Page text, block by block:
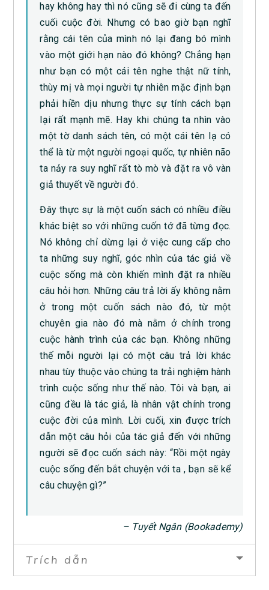
hay không hay thì nó cũng sẽ đi cùng ta đến
cuối cuộc đời. Nhưng có bao giờ bạn nghĩ
rằng cái tên của mình nó lại đang bó mình
vào một giới hạn nào đó không? Chẳng hạn
như bạn có một cái tên nghe thật nữ tính,
thùy mị và mọi người tự nhiên mặc định bạn
phải hiền dịu nhưng thực sự tính cách bạn
lại rất mạnh mẽ. Hay khi chúng ta nhìn vào
một tờ danh sách tên, có một cái tên lạ có
thể là từ một người ngoại quốc, tự nhiên não
ta nảy ra suy nghĩ rất tò mò và đặt ra vô vàn
giả thuyết về người đó.
Đây thực sự là một cuốn sách có nhiều điều
khác biệt so với những cuốn tớ đã từng đọc.
Nó không chỉ dừng lại ở việc cung cấp cho
ta những suy nghĩ, góc nhìn của tác giả về
cuộc sống mà còn khiến mình đặt ra nhiều
câu hỏi hơn. Những câu trả lời ấy không nằm
ở trong một cuốn sách nào đó, từ một
chuyên gia nào đó mà nằm ở chính trong
cuộc hành trình của các bạn. Không những
thế mỗi người lại có một câu trả lời khác
nhau tùy thuộc vào chúng ta trải nghiệm hành
trình cuộc sống như thế nào. Tôi và bạn, ai
cũng đều là tác giả, là nhân vật chính trong
cuộc đời của mình. Lời cuối, xin được trích
dẫn một câu hỏi của tác giả đến với những
người sẽ đọc cuốn sách này: “Rồi một ngày
cuộc sống đến bắt chuyện với ta , bạn sẽ kể
câu chuyện gì?”
– Tuyết Ngân (Bookademy)
Trích dẫn